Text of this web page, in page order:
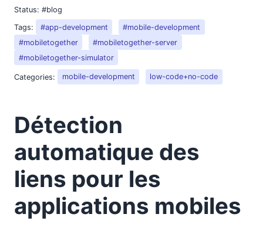
Status: #blog
Tags:
#app-development
#mobile-development
#mobiletogether
#mobiletogether-server
#mobiletogether-simulator
Categories: mobile-development low-code+no-code
Détection
automatique des
liens pour les
applications mobiles